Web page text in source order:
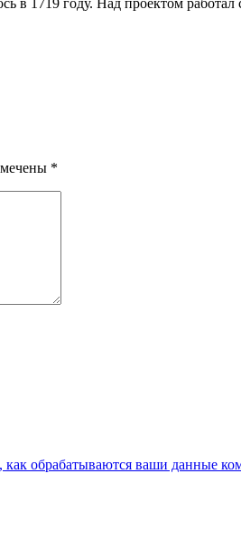
в 1719 году. Над проектом
*
как обрабатываются ваши данные